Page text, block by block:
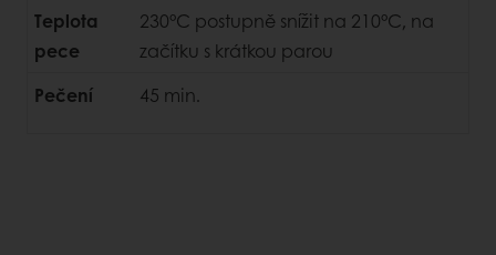
Teplota
pece
230°C postupně snížit na 210°C, na
začítku s krátkou parou
Pečení
45 min.